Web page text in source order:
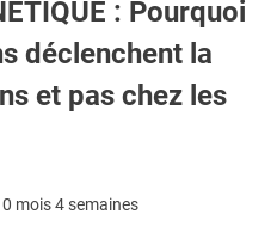
: Pourquoi
déclenchent la
et pas chez les
mois 4 semaines